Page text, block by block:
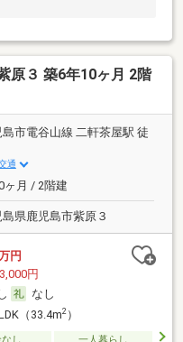
原３ 築6年10ヶ月 2階
島市電谷山線 二軒茶屋駅 徒
通
ヶ月 / 2階建
島県鹿児島市紫原３
円
円
なし
（33.4m2）